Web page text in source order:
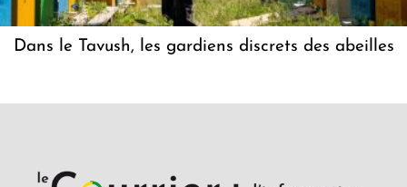
Dans le Tavush, les gardiens discrets des abeilles